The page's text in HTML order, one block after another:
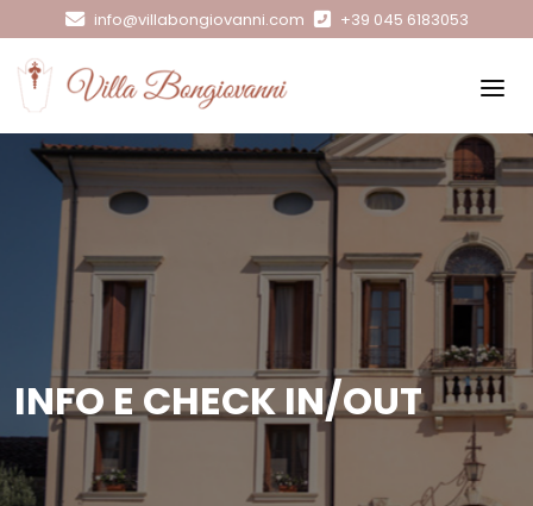
info@villabongiovanni.com +39 045 6183053
INFO E CHECK IN/OUT